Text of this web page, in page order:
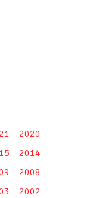
2020
2014
2008
2002